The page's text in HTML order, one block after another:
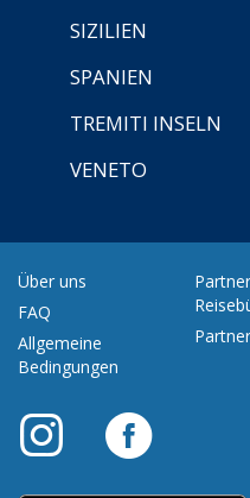
SIZILIEN
SPANIEN
TREMITI INSELN
VENETO
Über uns
FAQ
Allgemeine
Bedingungen